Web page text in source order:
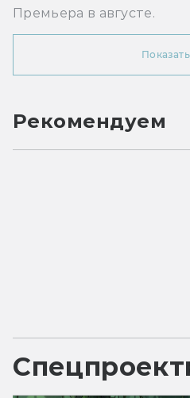
Премьера в августе.
Рекомендуем